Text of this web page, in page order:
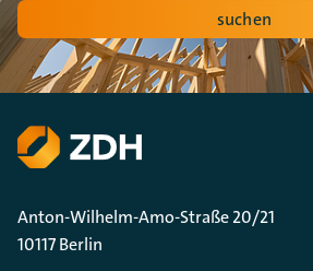
suchen
Anton-Wilhelm-Amo-Straße 20/21
10117 Berlin